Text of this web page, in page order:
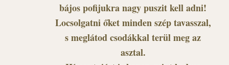
bájos pofijukra nagy puszit kell adni!
Locsolgatni őket minden szép tavasszal,
s meglátod csodákkal terül meg az
asztal.